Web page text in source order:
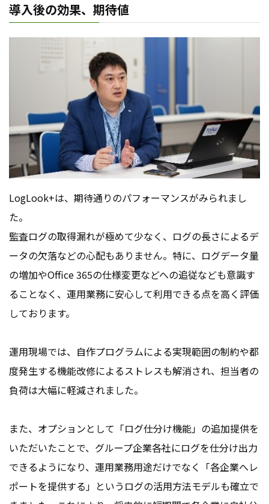
導入後の効果、期待値
LogLook+は、期待通りのパフォーマンスがみられまし
た。
監査ログの取得漏れが極めて少なく、ログの長さによるデ
ータの欠落などの心配もありません。特に、ログデータ量
の増加やOffice 365の仕様変更などへの追従なども意識す
ることなく、運用業務に安心して利用できる点を高く評価
しております。
運用現場では、自作プログラムによる実現範囲の制約や都
度発生する機能改修によるストレスも解消され、担当者の
負荷は大幅に軽減されました。
また、オプションとして「ログ仕分け機能」の追加提供を
いただいたことで、グループ企業各社にログを仕分け出力
できるようになり、運用業務用途だけでなく「各企業へレ
ポートを提供する」というログの活用方法モデルも確立で